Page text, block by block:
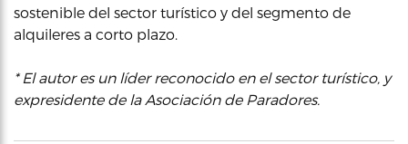
sostenible del sector turístico y del segmento de
alquileres a corto plazo.
* El autor es un líder reconocido en el sector turístico, y
expresidente de la Asociación de Paradores.